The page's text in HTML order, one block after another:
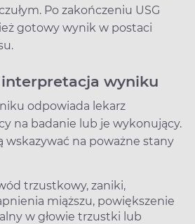
Po zakończeniu USG
gotowy wynik w postaci
interpretacja wyniku
odpowiada lekarz
na badanie lub je wykonujący.
wskazywać na poważne stany
trzustkowy, zaniki,
miąższu, powiększenie
w głowie trzustki lub